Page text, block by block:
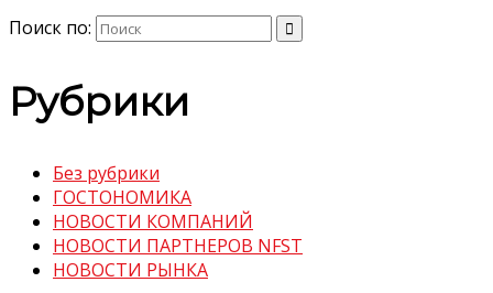
Поиск по:
Рубрики
Без рубрики
ГОСТОНОМИКА
НОВОСТИ КОМПАНИЙ
НОВОСТИ ПАРТНЕРОВ NFST
НОВОСТИ РЫНКА